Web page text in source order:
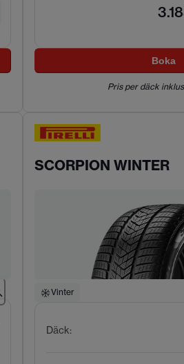
Boka
Pris per däck
SCORPION WINTER
Vinter
Däck: